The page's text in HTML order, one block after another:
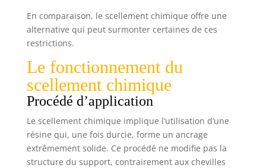
En comparaison, le scellement chimique offre une
alternative qui peut surmonter certaines de ces
restrictions.
Le fonctionnement du
scellement chimique
Procédé d’application
Le scellement chimique implique l’utilisation d’une
résine qui, une fois durcie, forme un ancrage
extrêmement solide. Ce procédé ne modifie pas la
structure du support, contrairement aux chevilles